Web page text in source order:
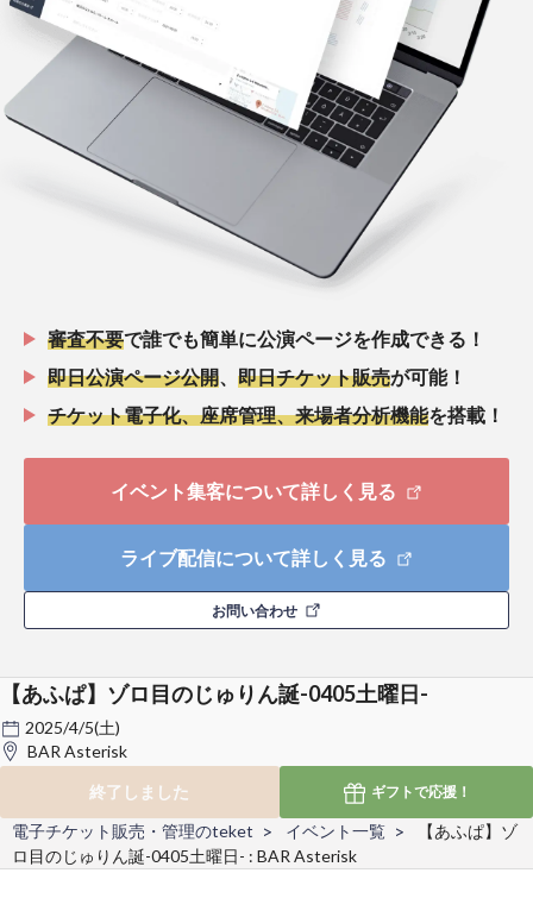
審査不要で誰でも簡単に公演ページを作成できる！
即日公演ページ公開
即日チケット販売が可能！
チケット電子化、座席管理、来場者分析機能を搭載！
イベント集客について詳しく見る
ライブ配信について詳しく見る
お問い合わせ
【あふぱ】ゾロ目のじゅりん誕-0405土曜日-
2025/4/5(土)
BAR Asterisk
終了しました
ギフトで応援！
電子チケット販売・管理のteket イベント一覧
【あふぱ】ゾ
ロ目のじゅりん誕-0405土曜日- : BAR Asterisk